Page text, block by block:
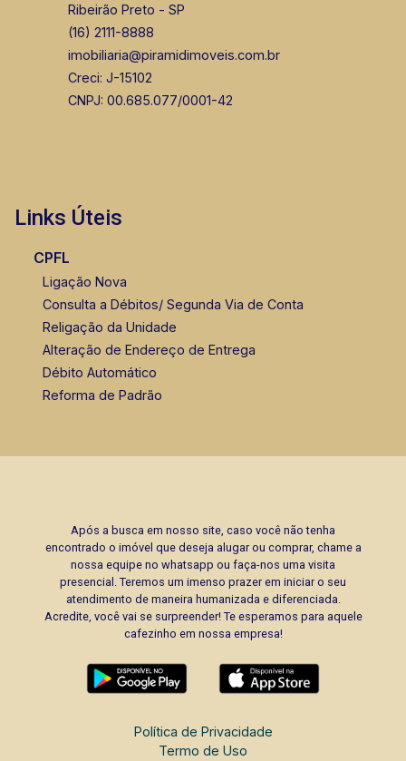
Ribeirão Preto - SP
(16) 2111-8888
imobiliaria@piramidimoveis.com.br
Creci: J-15102
CNPJ: 00.685.077/0001-42
Links Úteis
CPFL
Ligação Nova
Consulta a Débitos/ Segunda Via de Conta
Religação da Unidade
Alteração de Endereço de Entrega
Débito Automático
Reforma de Padrão
Após a busca em nosso site, caso você não tenha
encontrado o imóvel que deseja alugar ou comprar, chame a
nossa equipe no whatsapp ou faça-nos uma visita
presencial. Teremos um imenso prazer em iniciar o seu
atendimento de maneira humanizada e diferenciada.
Acredite, você vai se surpreender! Te esperamos para aquele
cafezinho em nossa empresa!
Política de Privacidade
Termo de Uso